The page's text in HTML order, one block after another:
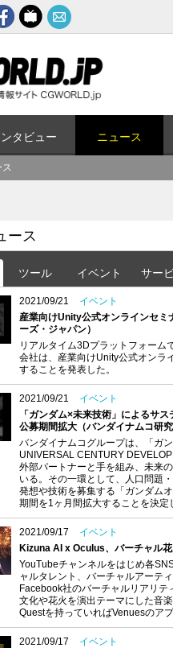
タビュー ニュース
ス
ース
ツール イベント サー
2021/09/21
イベント
産業向けUnity公式オンラインセミ
ーズ・ジャパン）
リアルタイム3Dプラットフォーム
会社は、産業向けUnity公式オンラ
することを発表した。
2021/09/21
イベント
「ガンダム×未来技術」によるサ
公募期間拡大（バンダイナムコ研究
バンダイナムコグループは、「ガ
UNIVERSAL CENTURY
外部パートナーと手を組み、未来
いる。その一環として、人口問題
発想や技術を募集する「ガンダム
期間を1ヶ月間拡大することを決定
2021/09/17
イベント
Kizuna AI x Oculus、バーチャル
YouTubeチャンネルをはじめ各
ャルタレント、バーチャルアーテ
Facebook社のバーチャルリアリ
文化や花火を演出テーマにした音
Questを持っていればVenuesのア
2021/09/17
イベント